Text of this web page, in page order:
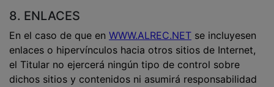
8. ENLACES
En el caso de que en WWW.ALREC.NET se incluyesen
enlaces o hipervínculos hacia otros sitios de Internet,
el Titular no ejercerá ningún tipo de control sobre
dichos sitios y contenidos ni asumirá responsabilidad